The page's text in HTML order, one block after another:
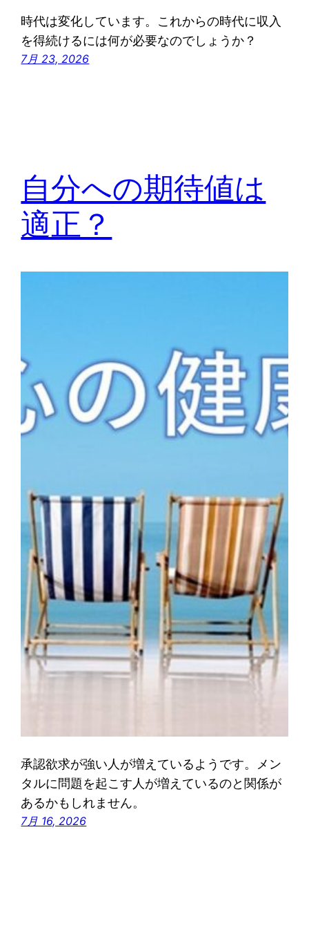
時代は変化しています。これからの時代に収入
を得続けるには何が必要なのでしょうか？
7月 23, 2026
自分への期待値は
適正？
承認欲求が強い人が増えているようです。メン
タルに問題を起こす人が増えているのと関係が
あるかもしれません。
7月 16, 2026